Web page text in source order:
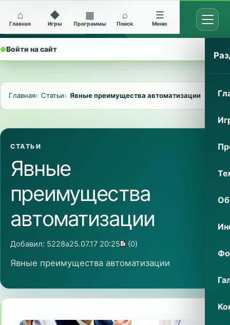
Архив Nokia 5228
●Войти на сайт
⌂
Главная
◆
Игры
▦
Программы
⌕
Поиск
☰
Меню
Главная Статьи Явные преимущества автоматизации
СТАТЬИ
Явные
преимущества
автоматизации
Добавил: 5228a25.07.17 20:25 (0)
Явные преимущества автоматизации